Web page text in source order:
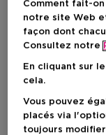
Paradigme
Eau De Parfum
A Partir De Prix
62
Comment fait-on
notre site Web
façon dont
Consultez notre
En cliquant sur
cela.
Vous pouvez
placés via
toujours